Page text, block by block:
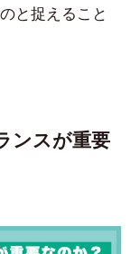
と捉えること
ンスが重要